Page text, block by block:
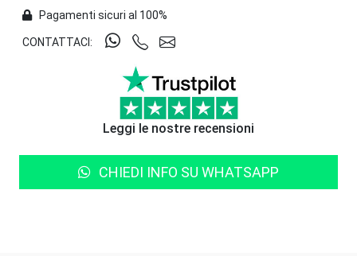
Pagamenti sicuri al 100%
CONTATTACI:
Leggi le nostre recensioni
CHIEDI INFO SU WHATSAPP